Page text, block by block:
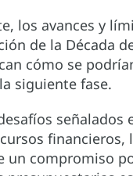
los avances y
de la Década
cómo se
siguiente fase.
señalados
financieros,
un compromiso